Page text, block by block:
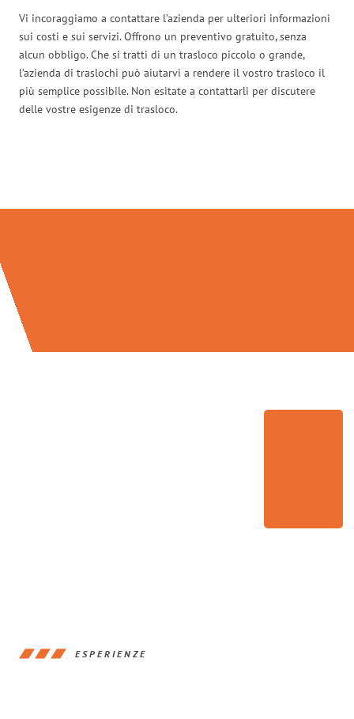
Vi incoraggiamo a contattare l’azienda per ulteriori informazioni
sui costi e sui servizi. Offrono un preventivo gratuito, senza
alcun obbligo. Che si tratti di un trasloco piccolo o grande,
l’azienda di traslochi può aiutarvi a rendere il vostro trasloco il
più semplice possibile. Non esitate a contattarli per discutere
delle vostre esigenze di trasloco.
ESPERIENZE